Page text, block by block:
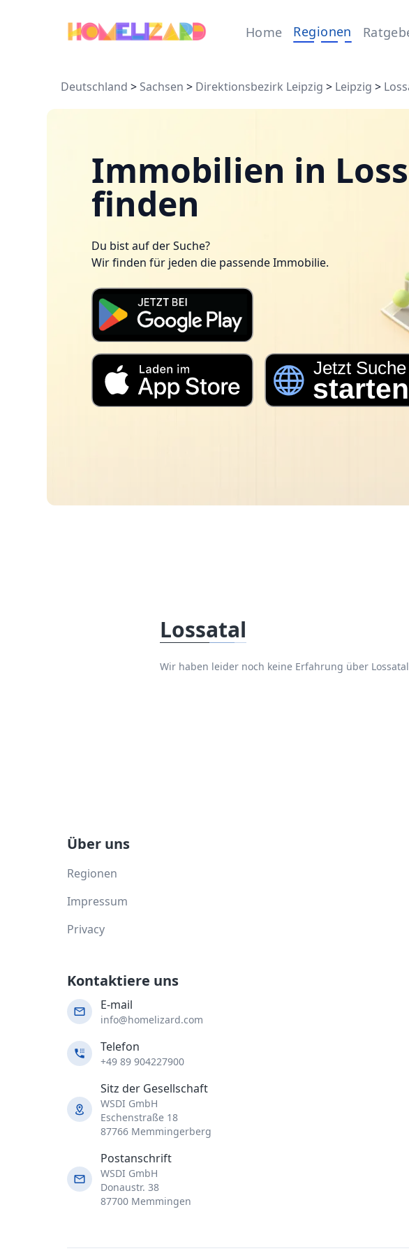
Home Regionen
Deutschland > Sachsen > Direktionsbezirk Leipzig > Leipzig >
Immobilien in
finden
Du bist auf der Suche?
Wir finden für jeden die passende Immobilie.
Lossatal
Wir haben leider noch keine Erfahrung über
Über uns
Regionen
Impressum
Privacy
Kontaktiere uns
E-mail
info@homelizard.com
Telefon
+49 89 904227900
Sitz der Gesellschaft
WSDI GmbH
Eschenstraße 18
87766 Memmingerberg
Postanschrift
WSDI GmbH
Donaustr. 38
87700 Memmingen